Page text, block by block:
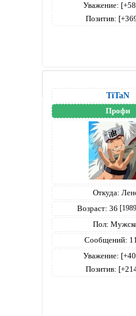
Уважение:
Позитив:
TiTaN
Профи
Откуда:
Возраст: 36
Пол:
Сообщений:
Уважение:
Позитив: